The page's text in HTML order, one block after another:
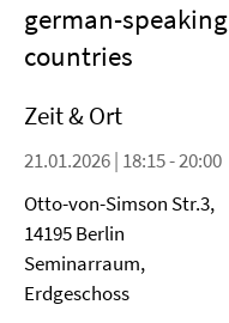
german-speaking
countries
Zeit & Ort
21.01.2026 | 18:15 - 20:00
Otto-von-Simson Str.3,
14195 Berlin
Seminarraum,
Erdgeschoss